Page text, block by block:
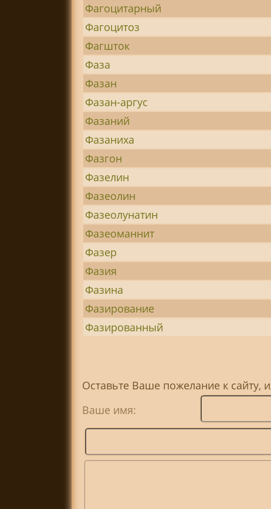
Фагоцитарный
Фагоцитоз
Фагшток
Фаза
Фазан
Фазан-аргус
Фазаний
Фазаниха
Фазгон
Фазелин
Фазеолин
Фазеолунатин
Фазеоманнит
Фазер
Фазия
Фазина
Фазирование
Фазированный
Оставьте Ваше пожелание к сайту,
Ваше имя: